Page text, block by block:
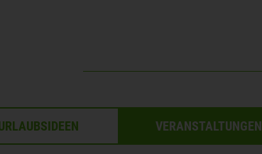
VERANSTALTUNGEN